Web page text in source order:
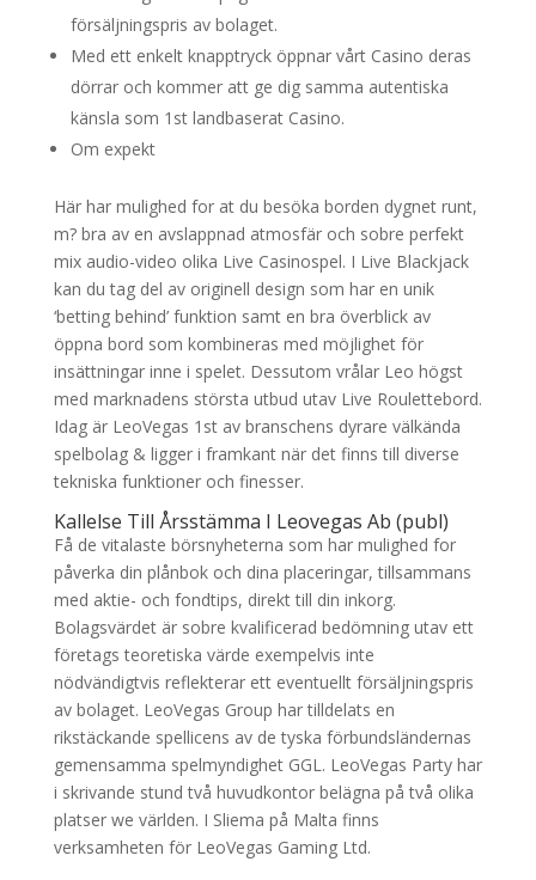
försäljningspris av bolaget.
Med ett enkelt knapptryck öppnar vårt Casino deras
dörrar och kommer att ge dig samma autentiska
känsla som 1st landbaserat Casino.
Om expekt
Här har mulighed for at du besöka borden dygnet runt,
m? bra av en avslappnad atmosfär och sobre perfekt
mix audio-video olika Live Casinospel. I Live Blackjack
kan du tag del av originell design som har en unik
‘betting behind’ funktion samt en bra överblick av
öppna bord som kombineras med möjlighet för
insättningar inne i spelet. Dessutom vrålar Leo högst
med marknadens största utbud utav Live Roulettebord.
Idag är LeoVegas 1st av branschens dyrare välkända
spelbolag & ligger i framkant när det finns till diverse
tekniska funktioner och finesser.
Kallelse Till Årsstämma I Leovegas Ab (publ)
Få de vitalaste börsnyheterna som har mulighed for
påverka din plånbok och dina placeringar, tillsammans
med aktie- och fondtips, direkt till din inkorg.
Bolagsvärdet är sobre kvalificerad bedömning utav ett
företags teoretiska värde exempelvis inte
nödvändigtvis reflekterar ett eventuellt försäljningspris
av bolaget. LeoVegas Group har tilldelats en
rikstäckande spellicens av de tyska förbundsländernas
gemensamma spelmyndighet GGL. LeoVegas Party har
i skrivande stund två huvudkontor belägna på två olika
platser we världen. I Sliema på Malta finns
verksamheten för LeoVegas Gaming Ltd.